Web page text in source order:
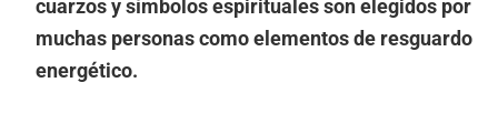
cuarzos y símbolos espirituales son elegidos por
muchas personas como elementos de resguardo
energético.